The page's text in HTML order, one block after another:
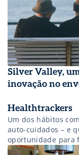
Silver Valley,
inovação no
Healthtrackers
Um dos hábitos
auto-cuidados – e
oportunidade para
prática da coleta